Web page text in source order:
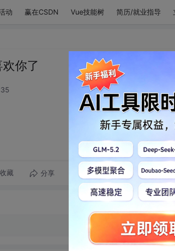
动 赢在CSDN Vue技能树 简历/就业指导
你了
收藏 分享 转发到动态 举报